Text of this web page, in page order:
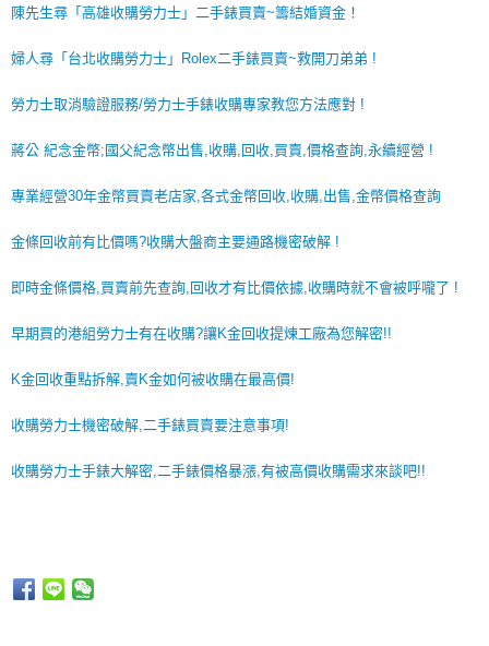
陳先生尋「高雄收購勞力士」二手錶買賣~籌結婚資金！
婦人尋「台北收購勞力士」Rolex二手錶買賣~救開刀弟弟 !
勞力士取消驗證服務/勞力士手錶收購專家教您方法應對 !
蔣公 紀念金幣;國父紀念幣出售,收購,回收,買賣,價格查詢,永續經營 !
專業經營30年金幣買賣老店家,各式金幣回收,收購,出售,金幣價格查詢
金條回收前有比價嗎?收購大盤商主要通路機密破解 !
即時金條價格,買賣前先查詢,回收才有比價依據,收購時就不會被呼嚨了 !
早期買的港組勞力士有在收購?讓K金回收提煉工廠為您解密!!
K金回收重點拆解,賣K金如何被收購在最高價!
收購勞力士機密破解,二手錶買賣要注意事項!
收購勞力士手錶大解密,二手錶價格暴漲,有被高價收購需求來談吧!!